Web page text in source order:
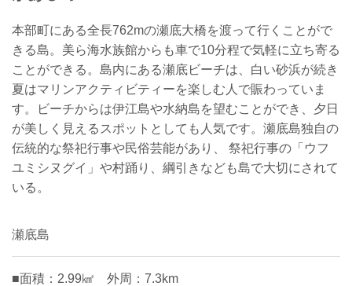
本部町にある全長762mの瀬底大橋を渡って行くことがで
きる島。美ら海水族館からも車で10分程で気軽に立ち寄る
ことができる。島内にある瀬底ビーチは、白い砂浜が続き
夏はマリンアクティビティーを楽しむ人で賑わっていま
す。ビーチからは伊江島や水納島を望むことができ、夕日
が美しく見えるスポットとしても人気です。瀬底島独自の
伝統的な祭祀行事や民俗芸能があり、 祭祀行事の「ウフ
ユミシヌグイ」や村踊り、綱引きなども島で大切にされて
いる。
瀬底島
■面積：2.99㎢ 外周：7.3km